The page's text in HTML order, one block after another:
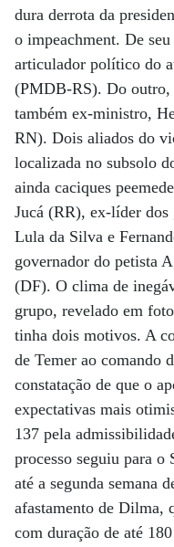
dura derrota da
o impeachment. De
articulador político do
(PMDB-RS). Do outro,
também ex-ministro,
RN). Dois aliados do
localizada no subsolo
ainda caciques
Jucá (RR), ex-líder
Lula da Silva e
governador do petista
(DF). O clima de
grupo, revelado em
tinha dois motivos. A
de Temer ao comando
constatação de que o
expectativas mais
137 pela
processo seguiu para o
até a segunda semana
afastamento de Dilma,
com duração de até